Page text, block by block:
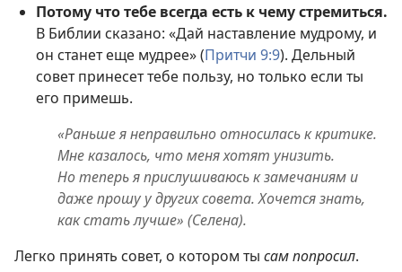
Потому что тебе всегда есть к чему стремиться.
В Библии сказано: «Дай наставление мудрому, и
он станет еще мудрее» (Притчи 9:9). Дельный
совет принесет тебе пользу, но только если ты
его примешь.
«Раньше я неправильно относилась к критике.
Мне казалось, что меня хотят унизить.
Но теперь я прислушиваюсь к замечаниям и
даже прошу у других совета. Хочется знать,
как стать лучше» (Селена).
Легко принять совет, о котором ты сам попросил.